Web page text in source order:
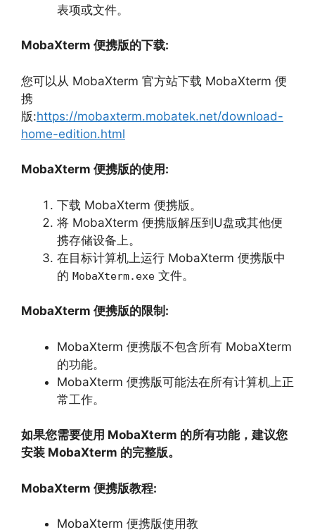
表项或文件。
MobaXterm 便携版的下载:
您可以从 MobaXterm 官方站下载 MobaXterm 便
携
版:https://mobaxterm.mobatek.net/download-
home-edition.html
MobaXterm 便携版的使用:
下载 MobaXterm 便携版。
将 MobaXterm 便携版解压到U盘或其他便
携存储设备上。
在目标计算机上运行 MobaXterm 便携版中
的 MobaXterm.exe 文件。
MobaXterm 便携版的限制:
MobaXterm 便携版不包含所有 MobaXterm
的功能。
MobaXterm 便携版可能法在所有计算机上正
常工作。
如果您需要使用 MobaXterm 的所有功能，建议您
安装 MobaXterm 的完整版。
MobaXterm 便携版教程:
MobaXterm 便携版使用教